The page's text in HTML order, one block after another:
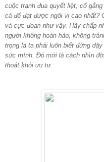
cuộc tranh đua quyết liệt, cố
cả để đạt được ngôi vị cao nhất?
và cực đoan như vậy. Hãy chấp
người không hoàn hảo, không
trọng là ta phải luôn biết đứng
sức mình. Đó mới là cách nhìn
thoát khỏi ưu tư.